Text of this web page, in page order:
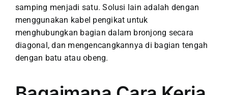
samping menjadi satu. Solusi lain adalah dengan
menggunakan kabel pengikat untuk
menghubungkan bagian dalam bronjong secara
diagonal, dan mengencangkannya di bagian tengah
dengan batu atau obeng.